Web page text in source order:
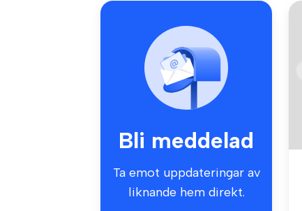
Bli meddelad
Ta emot uppdateringar av
liknande hem direkt.